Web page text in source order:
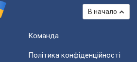
В начало
Команда
Політика конфіденційності